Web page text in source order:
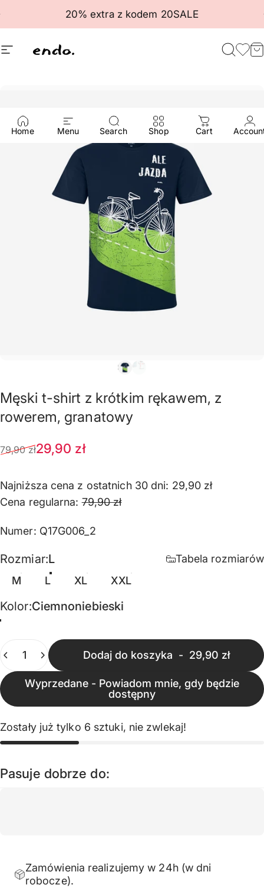
Przejdź do treści
20% extra z kodem 20SALE
Wstrzymaj pokaz slajdów
Nawigacja witryny
Endo
Home Menu Search Shop Cart
Męski t-shirt z krótkim rękawem, z
rowerem, granatowy
Cena sprzedaży
29,90 zł
Normalna cena
79,90 zł
Najniższa cena z ostatnich 30 dni: 29,90 zł
Cena regularna:79,90 zł
Numer: Q17G006_2
Rozmiar
Rozmiar:L
Tabela rozmiarów
M
L XL XXL
Kolor
Kolor:Ciemnoniebieski
Dodaj do koszyka - 29,90 zł
Wyprzedane - Powiadom mnie, gdy będzie
dostępny
Zostały już tylko 6 sztuki, nie zwlekaj!
Pasuje dobrze do:
Zamówienia realizujemy w 24h (w dni
robocze).